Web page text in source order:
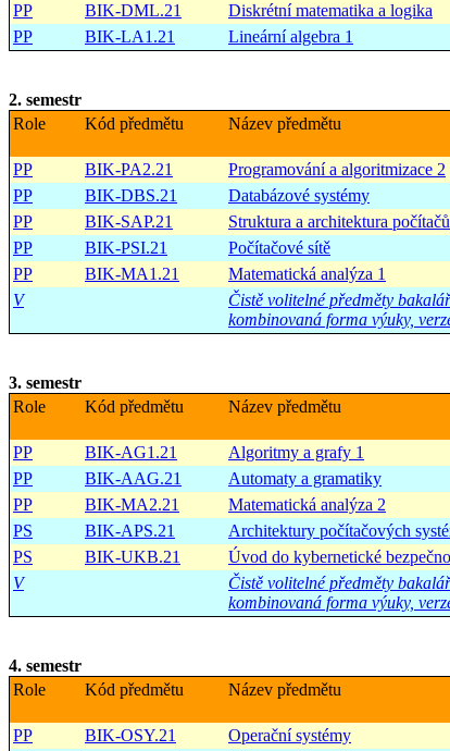
PP
BIK-DML.21 Diskrétní matematika a logika
PP
BIK-LA1.21 Lineární algebra 1
2. semestr
Role
Kód předmětu Název předmětu
PP BIK-PA2.21 Programování a algoritmizace 2
PP
BIK-DBS.21 Databázové systémy
PP
BIK-SAP.21 Struktura a architektura počítačů
PP
BIK-PSI.21 Počítačové sítě
PP
BIK-MA1.21 Matematická analýza 1
V
Čistě volitelné předměty
kombinovaná forma výuky,
3. semestr
Role
Kód předmětu Název předmětu
PP BIK-AG1.21 Algoritmy a grafy 1
PP
BIK-AAG.21 Automaty a gramatiky
PP
BIK-MA2.21 Matematická analýza 2
PS
BIK-APS.21 Architektury počítačových
PS
BIK-UKB.21 Úvod do kybernetické
V
Čistě volitelné předměty
kombinovaná forma výuky,
4. semestr
Role
Kód předmětu Název předmětu
PP BIK-OSY.21 Operační systémy